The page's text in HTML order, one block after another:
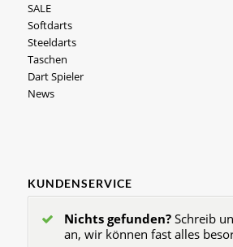
SALE
Softdarts
Steeldarts
Taschen
Dart Spieler
News
KUNDENSERVICE
Nichts gefunden?Schreib
an, wir können fast alles